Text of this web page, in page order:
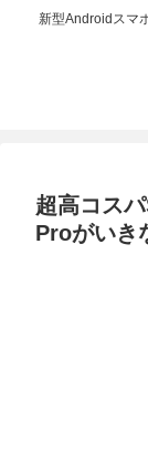
新型Androidスマ
超高コス
Proがいき